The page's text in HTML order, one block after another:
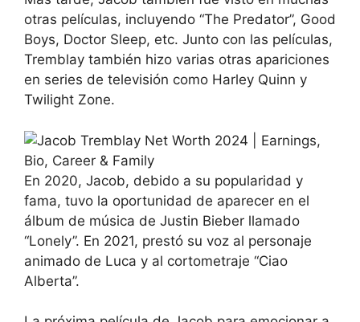
otras películas, incluyendo “The Predator”, Good
Boys, Doctor Sleep, etc. Junto con las películas,
Tremblay también hizo varias otras apariciones
en series de televisión como Harley Quinn y
Twilight Zone.
En 2020, Jacob, debido a su popularidad y
fama, tuvo la oportunidad de aparecer en el
álbum de música de Justin Bieber llamado
“Lonely”. En 2021, prestó su voz al personaje
animado de Luca y al cortometraje “Ciao
Alberta”.